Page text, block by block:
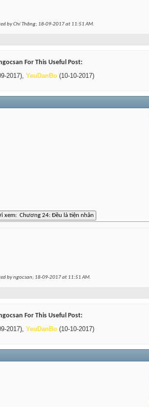
by Chí Thăng; 18-09-2017 at 11:51 AM.
For This Useful Post:
2017), YeuDanBo (10-10-2017)
by ngocsan; 18-09-2017 at 11:51 AM.
For This Useful Post:
2017), YeuDanBo (10-10-2017)